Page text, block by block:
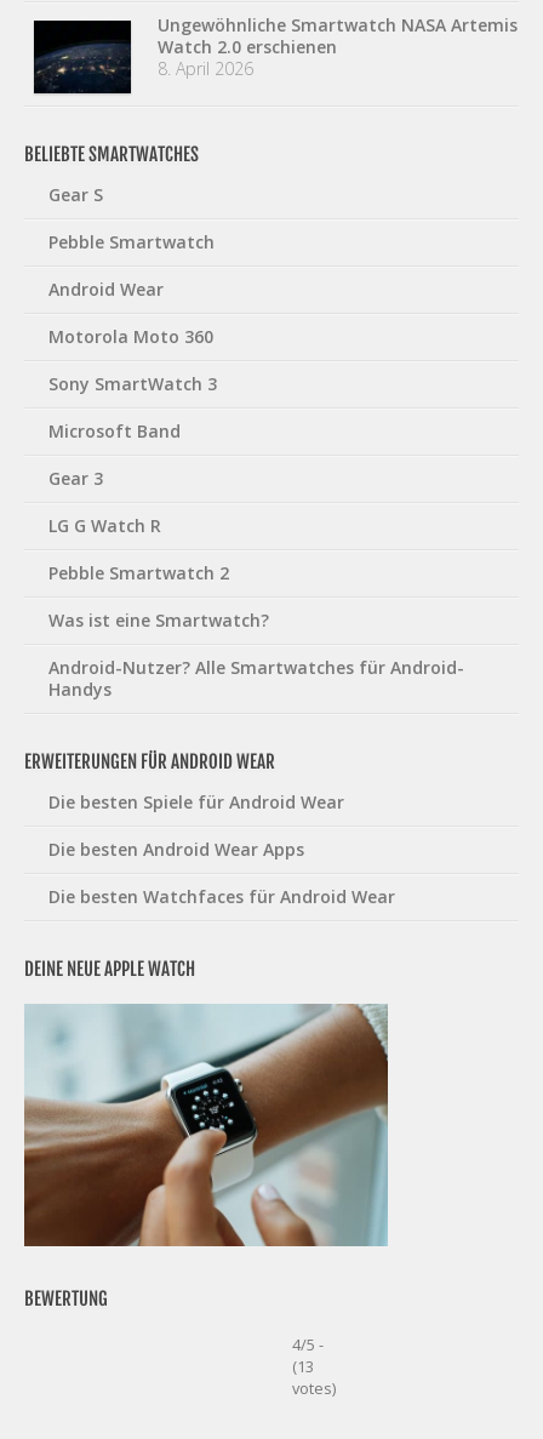
Ungewöhnliche Smartwatch NASA Artemis
Watch 2.0 erschienen
8. April 2026
BELIEBTE SMARTWATCHES
Gear S
Pebble Smartwatch
Android Wear
Motorola Moto 360
Sony SmartWatch 3
Microsoft Band
Gear 3
LG G Watch R
Pebble Smartwatch 2
Was ist eine Smartwatch?
Android-Nutzer? Alle Smartwatches für Android-
Handys
ERWEITERUNGEN FÜR ANDROID WEAR
Die besten Spiele für Android Wear
Die besten Android Wear Apps
Die besten Watchfaces für Android Wear
DEINE NEUE APPLE WATCH
BEWERTUNG
4/5 -
(13
votes)